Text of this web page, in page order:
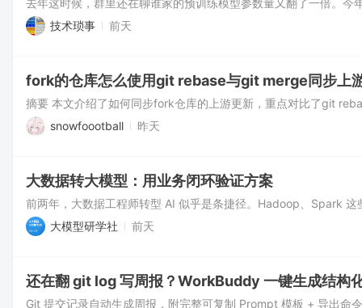
技术琐事 前天
fork的仓库怎么使用git rebase与git merge同步上
snowfoootball 昨天
大数据转大模型：用业务闭环验证方案
大模型研学社 前天
还在翻 git log 写周报？WorkBuddy 一键生成结构